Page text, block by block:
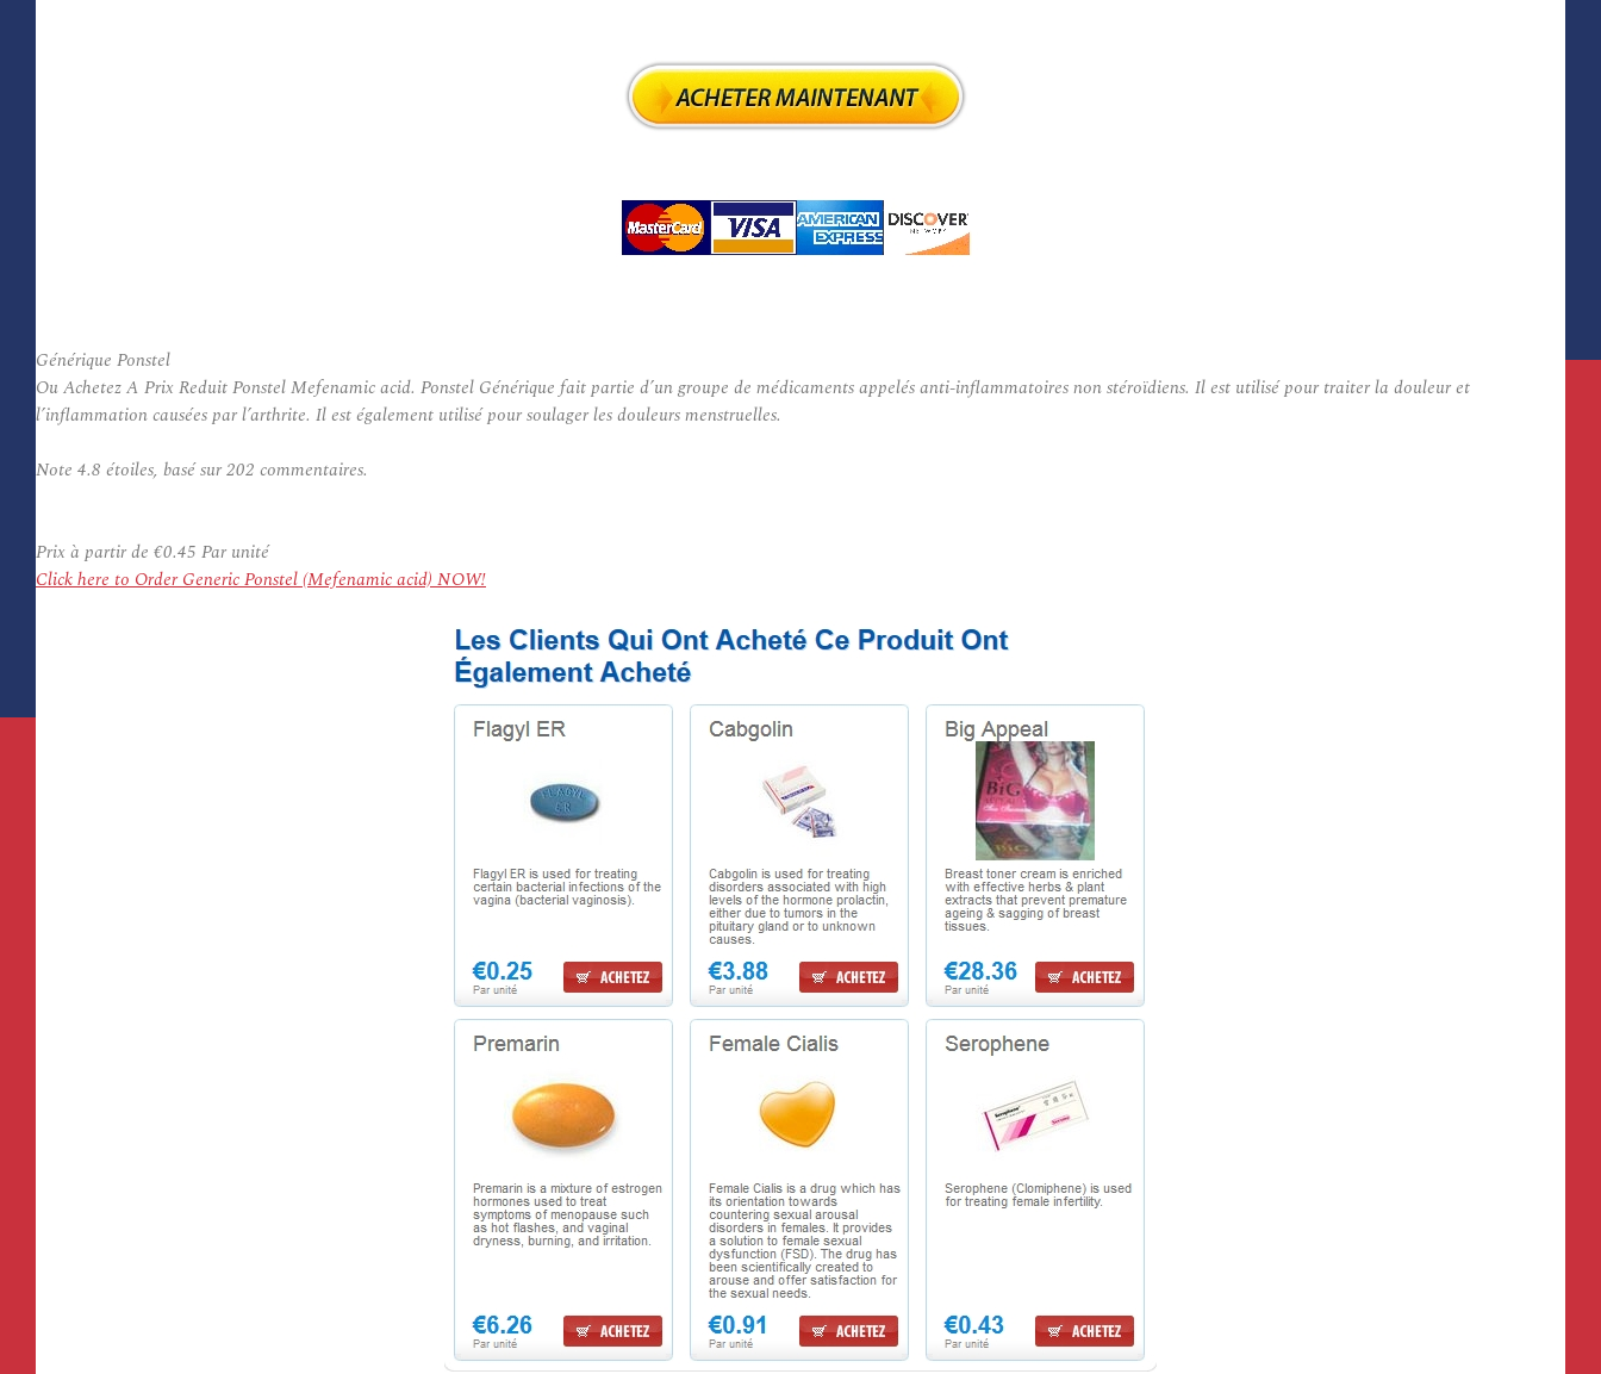
Générique Ponstel
Ou Achetez A Prix Reduit Ponstel Mefenamic acid. Ponstel Générique fait partie d’un groupe de médicaments appelés anti-inflammatoires non stéroïdiens. Il est utilisé pour traiter la douleur et
l’inflammation causées par l’arthrite. Il est également utilisé pour soulager les douleurs menstruelles.
Note 4.8 étoiles, basé sur202 commentaires.
Prix à partir de €0.45 Par unité
Click here to Order Generic Ponstel (Mefenamic acid) NOW!